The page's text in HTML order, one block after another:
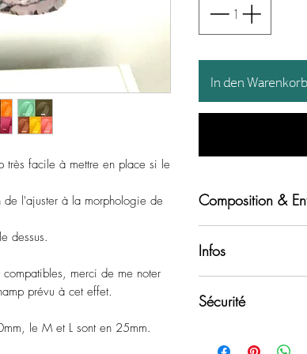
très facile à mettre en place si le
l'ajuster à la morphologie de
dessus.
compatibles, merci de me noter
prévu à cet effet.
le M et L sont en 25mm.
In den Warenkorb
Composition &
Tissu imprimé
biothane bêta
Infos
Les harnais sont
Chaque article est
Sécurité
Ne laissez pas